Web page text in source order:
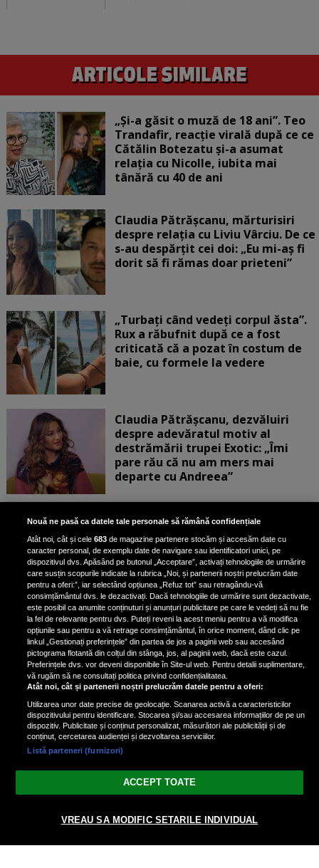
„Și-a găsit o muză de 18 ani”. Teo
Trandafir, reacție virală după ce ce
Cătălin Botezatu și-a asumat
relația cu Nicolle, iubita mai
tânără cu 40 de ani
Claudia Pătrășcanu, mărturisiri
despre relația cu Liviu Vârciu. De ce
s-au despărțit cei doi: „Eu mi-aș fi
dorit să fi rămas doar prieteni”
„Turbați când vedeți corpul ăsta”.
Rux a răbufnit după ce a fost
criticată că a pozat în costum de
baie, cu formele la vedere
Claudia Pătrășcanu, dezvăluiri
despre adevăratul motiv al
destrămării trupei Exotic: „Îmi
pare rău că nu am mers mai
departe cu Andreea”
Scene incredibile! Ilinca Vandici a
pus mâna pe aparatul de
fotografiat al unui paparazzo și i l-
a aruncat la gunoi: „S-a dus la
poliție. Nu mai aveam aer”
Oana Moșneagu, mărturisiri
despre începutul relației cu Vlad
Gherman: „Eu am fost îngrozită de
aceasta posibilă relație”
Nouă ne pasă ca datele tale personale să rămână confidențiale
Atât noi, cât și cele683 de magazine partenere stocăm și accesăm date cu
caracter personal, de exemplu date de navigare sau identificatori unici, pe
dispozitivul dvs. Apăsând pe butonul „Acceptare”, activați tehnologiile de urmărire
care susțin scopurile indicate la rubrica „Noi, și partenerii noștri prelucrăm date
pentru a oferi:”, iar selectând opțiunea „Refuz tot” sau retragându-vă
consimțământul dvs. le dezactivați. Dacă tehnologiile de urmărire sunt dezactivate,
este posibil ca anumite conținuturi și anunțuri publicitare pe care le vedeți să nu fie
la fel de relevante pentru dvs. Puteți reveni la acest meniu pentru a vă modifica
opțiunile sau pentru a vă retrage consimțământul, în orice moment, dând clic pe
linkul „Gestionați preferințele” din partea de jos a paginii web sau accesând
pictograma flotantă din colțul din stânga, jos, al paginii web, dacă este cazul.
Preferințele dvs. vor deveni disponibile în Site-ul web. Pentru detalii suplimentare,
vă rugăm să ne consultați politica privind confidențialitatea.
Atât noi, cât și partenerii noștri prelucrăm datele pentru a oferi:
Utilizarea unor date precise de geolocație. Scanarea activă a caracteristicilor
dispozitivului pentru identificare. Stocarea și/sau accesarea informațiilor de pe un
dispozitiv. Publicitate și conținut personalizat, măsurători ale publicității și de
conținut, cercetarea audienței și dezvoltarea serviciilor.
Listă parteneri (furnizori)
ACCEPT TOATE
VREAU SA MODIFIC SETARILE INDIVIDUAL